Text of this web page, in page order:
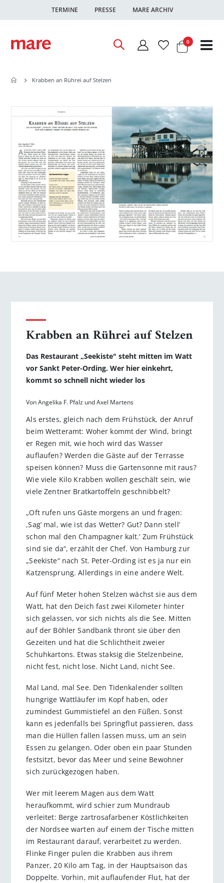
TERMINE PRESSE MARE ARCHIV
Warenkorb
0Artikel
Krabben an Rührei auf Stelzen
Bildgalerie
springen
Anfang
Bildgalerie
springen
Krabben an Rührei auf Stelzen
Das Restaurant „Seekiste" steht mitten im Watt
vor Sankt Peter-Ording. Wer hier einkehrt,
kommt so schnell nicht wieder los
Von Angelika F. Pfalz und Axel Martens
Als erstes, gleich nach dem Frühstück, der Anruf
beim Wetteramt: Woher kommt der Wind, bringt
er Regen mit, wie hoch wird das Wasser
auflaufen? Werden die Gäste auf der Terrasse
speisen können? Muss die Gartensonne mit raus?
Wie viele Kilo Krabben wollen geschält sein, wie
viele Zentner Bratkartoffeln geschnibbelt?
„Oft rufen uns Gäste morgens an und fragen:
,Sag’ mal, wie ist das Wetter? Gut? Dann stell’
schon mal den Champagner kalt.‘ Zum Frühstück
sind sie da“, erzählt der Chef. Von Hamburg zur
„Seekiste“ nach St. Peter-Ording ist es ja nur ein
Katzensprung. Allerdings in eine andere Welt.
Auf fünf Meter hohen Stelzen wächst sie aus dem
Watt, hat den Deich fast zwei Kilometer hinter
sich gelassen, vor sich nichts als die See. Mitten
auf der Böhler Sandbank thront sie über den
Gezeiten und hat die Schlichtheit zweier
Schuhkartons. Etwas staksig die Stelzenbeine,
nicht fest, nicht lose. Nicht Land, nicht See.
Mal Land, mal See. Den Tidenkalender sollten
hungrige Wattläufer im Kopf haben, oder
zumindest Gummistiefel an den Füßen. Sonst
kann es jedenfalls bei Springflut passieren, dass
man die Hüllen fallen lassen muss, um an sein
Essen zu gelangen. Oder oben ein paar Stunden
festsitzt, bevor das Meer und seine Bewohner
sich zurückgezogen haben.
Wer mit leerem Magen aus dem Watt
heraufkommt, wird schier zum Mundraub
verleitet: Berge zartrosafarbener Köstlichkeiten
der Nordsee warten auf einem der Tische mitten
im Restaurant darauf, verarbeitet zu werden.
Flinke Finger pulen die Krabben aus ihrem
Panzer, 20 Kilo am Tag, in der Hauptsaison das
Doppelte. Vorhin, mit auflaufender Flut, hat der